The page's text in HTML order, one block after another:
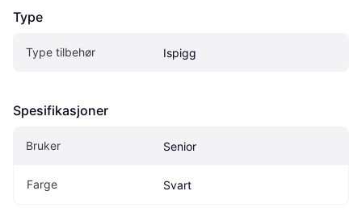
Type
Type tilbehør Ispigg
Spesifikasjoner
Bruker Senior
Farge Svart